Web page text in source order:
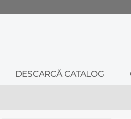
DESCARCĂ CATALOG